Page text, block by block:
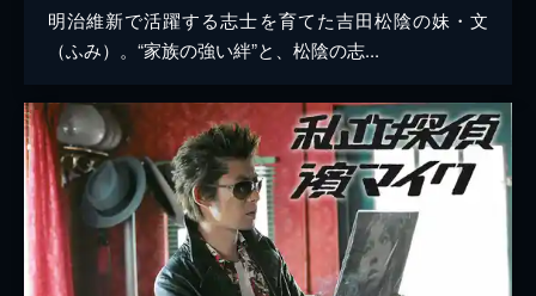
明治維新で活躍する志士を育てた吉田松陰の妹・文
（ふみ）。“家族の強い絆”と、松陰の志...